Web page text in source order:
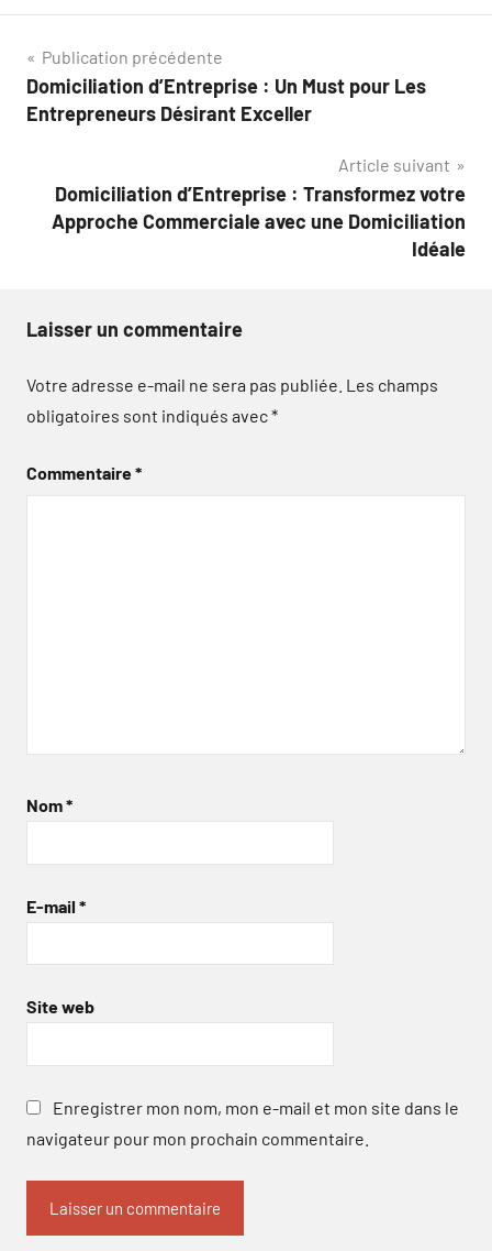
Navigation
de
Publication précédente
Domiciliation d’Entreprise : Un Must pour Les
Entrepreneurs Désirant Exceller
Article suivant
Domiciliation d’Entreprise : Transformez votre
Approche Commerciale avec une Domiciliation
Idéale
Laisser un commentaire
Votre adresse e-mail ne sera pas publiée. Les champs
obligatoires sont indiqués avec*
Commentaire*
Nom*
E-mail *
Site web
Enregistrer mon nom, mon e-mail et mon site dans le
navigateur pour mon prochain commentaire.